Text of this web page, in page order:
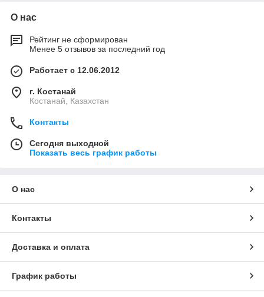
О нас
Рейтинг не сформирован
Менее 5 отзывов за последний год
Работает с 12.06.2012
г. Костанай
Костанай, Казахстан
Контакты
Сегодня выходной
Показать весь график работы
О нас
Контакты
Доставка и оплата
График работы